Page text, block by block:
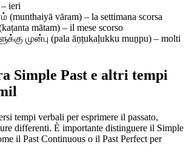
ieri
vāram) – la settimana scorsa
mātam) – il mese scorso
முன்பு (pala āṇṭukaḷukku muṉpu) – molti
Simple Past e altri tempi
tempi verbali per esprimere il passato,
differenti. È importante distinguere il Simple
il Past Continuous o il Past Perfect per